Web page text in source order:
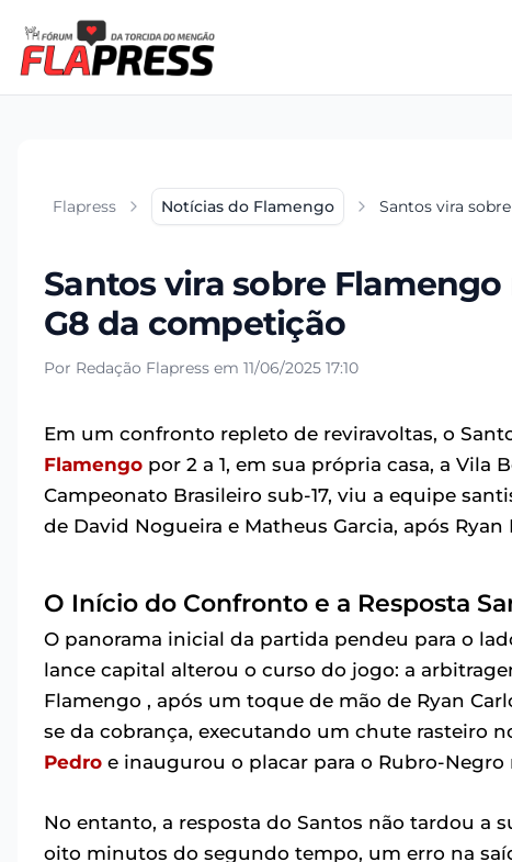
Flapress Notícias do Flamengo Santos vira
Santos vira sobre
G8 da competição
Por Redação Flapress em 11/06/2025 17:10
Em um confronto repleto de reviravoltas, o
Flamengo por 2 a 1, em sua própria casa, a
Campeonato Brasileiro sub-17, viu a equipe
de David Nogueira e Matheus Garcia, após
O Início do Confronto e a Resposta
O panorama inicial da partida pendeu para o
lance capital alterou o curso do jogo: a
Flamengo , após um toque de mão de Ryan
se da cobrança, executando um chute rasteiro
Pedro e inaugurou o placar para o Rubro-
No entanto, a resposta do Santos não tardou a
oito minutos do segundo tempo, um erro na